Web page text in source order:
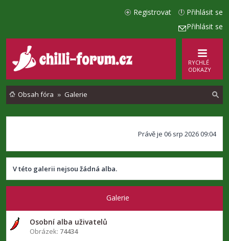
Přihlásit se
Přihlásit se
Registrovat
RYCHLÉ
ODKAZY
Obsah fóra Galerie
d
t
Právě je 06 srp 2026 09:04
V této galerii nejsou žádná alba.
Galerie
Osobní alba uživatelů
Obrázek: 74434